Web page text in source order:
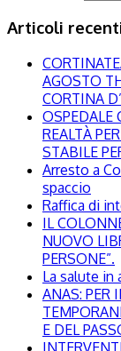
Articoli
AGOSTO
CORTINA
OSPEDALE
REALTÀ
STABILE
Arresto a
spaccio
Raffica di
IL
NUOVO
PERSONE”.
La salute
ANAS: PER
E DEL